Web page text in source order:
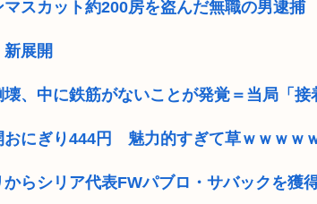
マスカット約200房を盗んだ無職の男逮
展開
、中に鉄筋がないことが発覚＝当局「接
おにぎり444円 魅力的すぎて草ｗｗｗｗ
からシリア代表FWパブロ・サバックを